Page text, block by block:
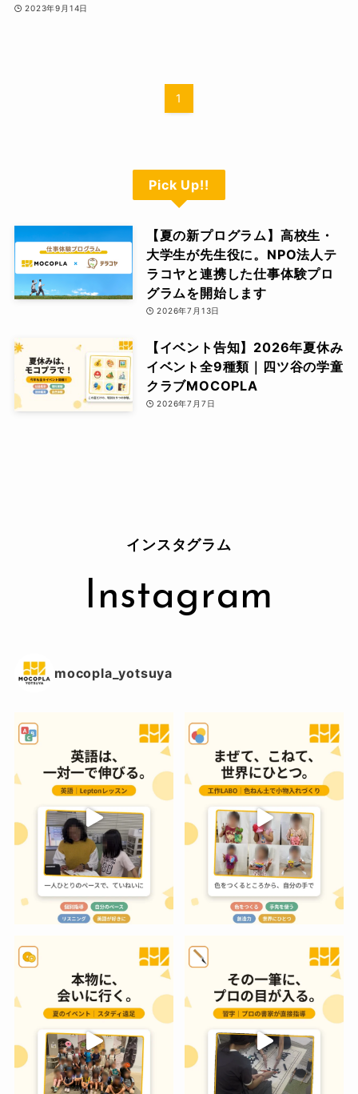
2023年9月14日
1
Pick Up!!
【夏の新プログラム】高校生・
大学生が先生役に。NPO法人テ
ラコヤと連携した仕事体験プロ
グラムを開始します
2026年7月13日
【イベント告知】2026年夏休み
イベント全9種類｜四ツ谷の学童
クラブMOCOPLA
2026年7月7日
インスタグラム
Instagram
mocopla_yotsuya